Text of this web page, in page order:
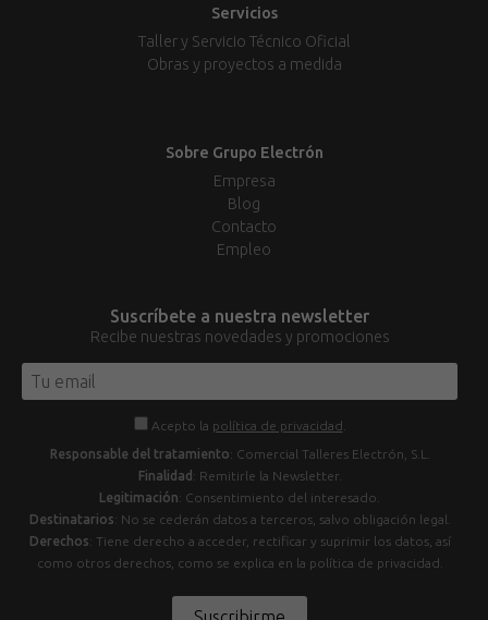
Servicios
Taller y Servicio Técnico Oficial
Obras y proyectos a medida
Sobre Grupo Electrón
Empresa
Blog
Contacto
Empleo
Suscríbete a nuestra newsletter
Recibe nuestras novedades y promociones
Acepto la política de privacidad
Responsable del tratamiento: Comercial Talleres Electrón, S.L.
Finalidad : Remitirle la Newsletter.
Legitimación: Consentimiento del interesado.
Destinatarios: No se cederán datos a terceros, salvo obligación legal.
Derechos: Tiene derecho a acceder, rectificar y suprimir los datos, así
como otros derechos, como se explica en la política de privacidad.